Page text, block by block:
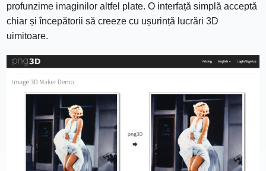
profunzime imaginilor altfel plate. O interfață simplă acceptă
chiar și începătorii să creeze cu ușurință lucrări 3D
uimitoare.